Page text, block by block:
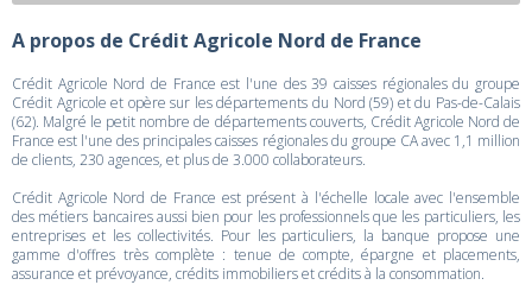
A propos de Crédit Agricole Nord de France
Crédit Agricole Nord de France est l'une des 39 caisses régionales du groupe
Crédit Agricole et opère sur les départements du Nord (59) et du Pas-de-Calais
(62). Malgré le petit nombre de départements couverts, Crédit Agricole Nord de
France est l'une des principales caisses régionales du groupe CA avec 1,1 million
de clients, 230 agences, et plus de 3.000 collaborateurs.
Crédit Agricole Nord de France est présent à l'échelle locale avec l'ensemble
des métiers bancaires aussi bien pour les professionnels que les particuliers, les
entreprises et les collectivités. Pour les particuliers, la banque propose une
gamme d'offres très complète : tenue de compte, épargne et placements,
assurance et prévoyance, crédits immobiliers et crédits à la consommation.